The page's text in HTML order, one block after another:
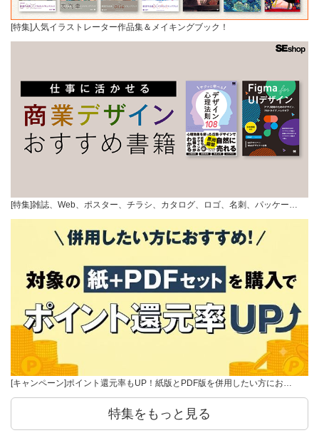
[特集]人気イラストレーター作品集＆メイキングブック！
[特集]雑誌、Web、ポスター、チラシ、カタログ、ロゴ、名刺、パッケー…
[キャンペーン]ポイント還元率もUP！紙版とPDF版を併用したい方にお…
特集をもっと見る